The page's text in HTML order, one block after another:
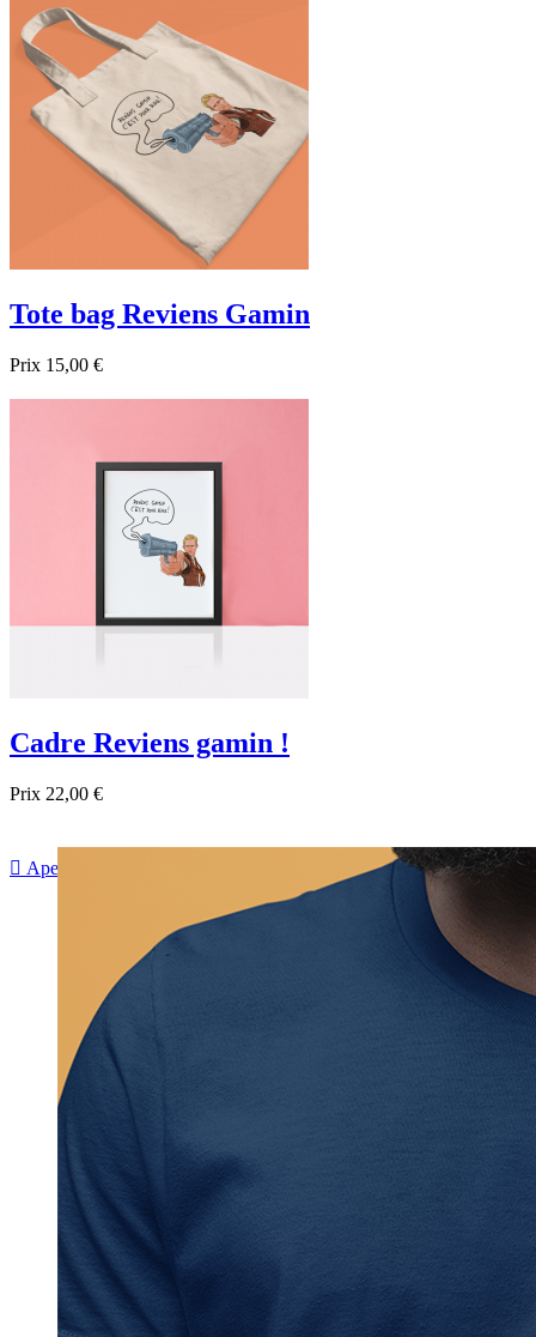
Aperçu rapide
Tote bag Reviens Gamin
Prix 15,00 €
Cadre Reviens gamin !
Prix 22,00 €
 Aperçu rapide